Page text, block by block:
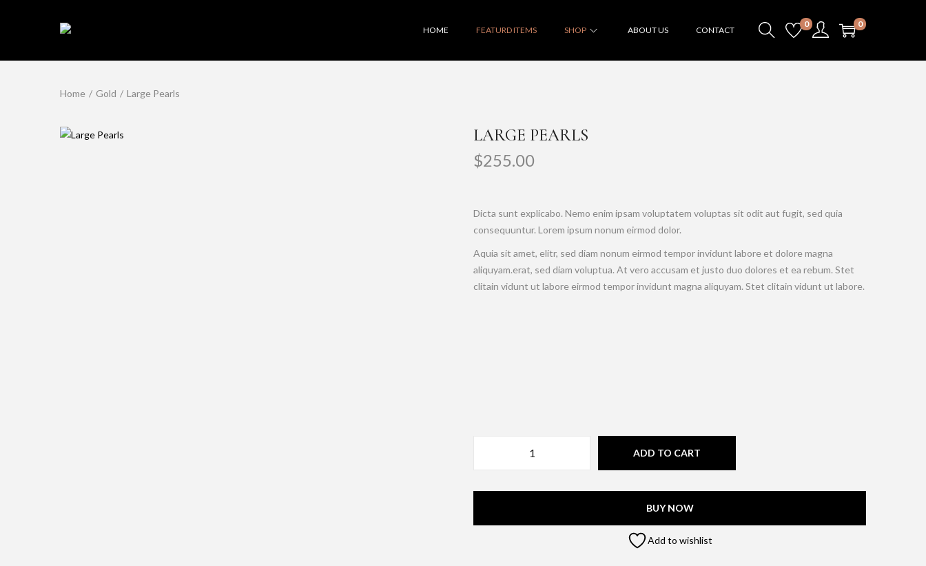
HOME FEATURD ITEMS SHOP ABOUT US CONTACT
0 0
Home / Gold / Large Pearls
LARGE PEARLS
$255.00
Dicta sunt explicabo. Nemo enim ipsam voluptatem voluptas sit odit aut fugit, sed quia
consequuntur. Lorem ipsum nonum eirmod dolor.
Aquia sit amet, elitr, sed diam nonum eirmod tempor invidunt labore et dolore magna
aliquyam.erat, sed diam voluptua. At vero accusam et justo duo dolores et ea rebum. Stet
clitain vidunt ut labore eirmod tempor invidunt magna aliquyam. Stet clitain vidunt ut labore.
ADD TO CART
BUY NOW
Add to wishlist